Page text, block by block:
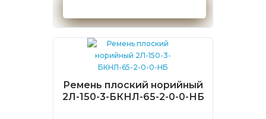
Ремень плоский норийный
2Л-150-3-БКНЛ-65-2-0-0-НБ